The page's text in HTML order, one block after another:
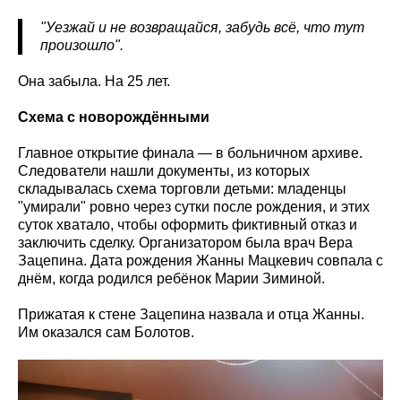
"Уезжай и не возвращайся, забудь всё, что тут
произошло".
Она забыла. На 25 лет.
Схема с новорождёнными
Главное открытие финала — в больничном архиве.
Следователи нашли документы, из которых
складывалась схема торговли детьми: младенцы
"умирали" ровно через сутки после рождения, и этих
суток хватало, чтобы оформить фиктивный отказ и
заключить сделку. Организатором была врач Вера
Зацепина. Дата рождения Жанны Мацкевич совпала с
днём, когда родился ребёнок Марии Зиминой.
Прижатая к стене Зацепина назвала и отца Жанны.
Им оказался сам Болотов.